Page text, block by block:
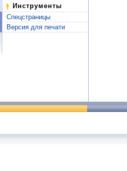
Инструменты
Спецстраницы
Версия для печати